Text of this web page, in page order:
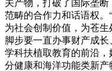
关产物，打破了国际垄
范畴的合作力和话语权
为社会创制价值，为苍
脚步要一直办事财产成
学科扶植取教育的前沿
分健康和海洋功能类新